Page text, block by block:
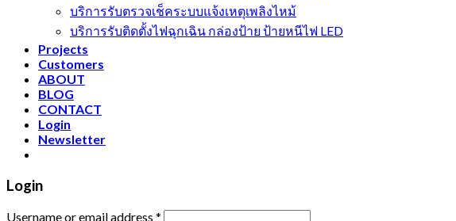
บริการรับตรวจเช็คระบบแจ้งเหตุเพลิงไหม้
บริการรับติดตั้งไฟฉุกเฉิน กล่องป้าย ป้ายหนีไฟ LED
Projects
Customers
ABOUT
BLOG
CONTACT
Login
Newsletter
Login
Username or email address *